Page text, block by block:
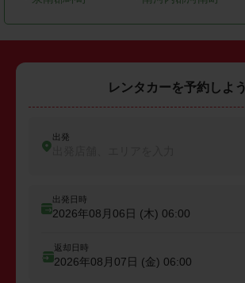
レンタカーを予約しよう
出発
出発日時
2026年08月06日 (木) 06:00
返却日時
2026年08月07日 (金) 06:00